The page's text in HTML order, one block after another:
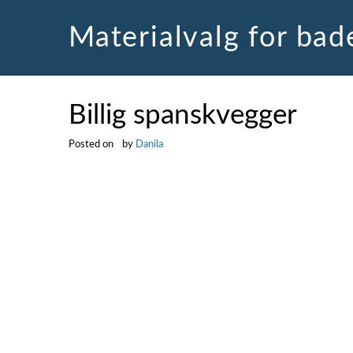
Materialvalg for
Billig spanskvegger
Posted on by Danila